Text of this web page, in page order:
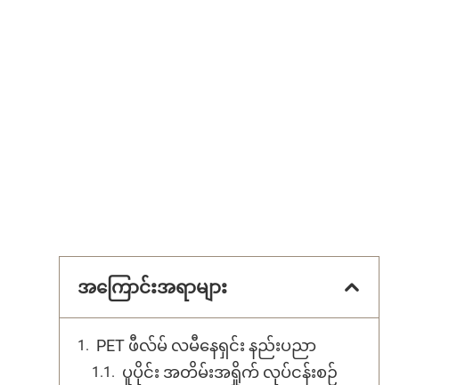
အကြောင်းအရာများ
PET ဖီလ်မ် လမီနေရှင်း နည်းပညာ
ပူပိုင်း အတိမ်းအရှိုက် လုပ်ငန်းစဉ်